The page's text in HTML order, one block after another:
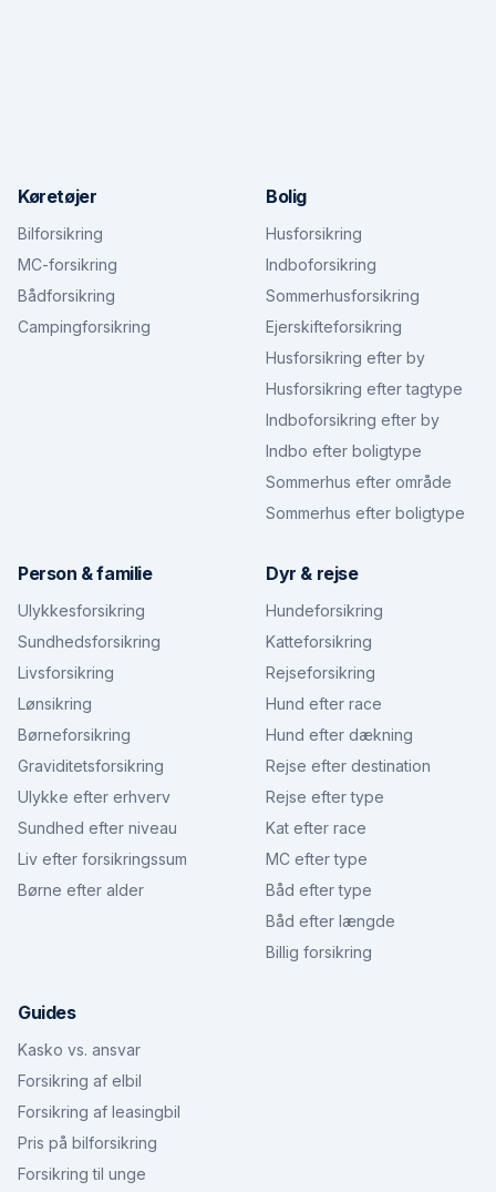
Køretøjer
Bilforsikring
MC-forsikring
Bådforsikring
Campingforsikring
Bolig
Husforsikring
Indboforsikring
Sommerhusforsikring
Ejerskifteforsikring
Husforsikring efter by
Husforsikring efter tagtype
Indboforsikring efter by
Indbo efter boligtype
Sommerhus efter område
Sommerhus efter boligtype
Person & familie
Ulykkesforsikring
Sundhedsforsikring
Livsforsikring
Lønsikring
Børneforsikring
Graviditetsforsikring
Ulykke efter erhverv
Sundhed efter niveau
Liv efter forsikringssum
Børne efter alder
Dyr & rejse
Hundeforsikring
Katteforsikring
Rejseforsikring
Hund efter race
Hund efter dækning
Rejse efter destination
Rejse efter type
Kat efter race
MC efter type
Båd efter type
Båd efter længde
Billig forsikring
Guides
Kasko vs. ansvar
Forsikring af elbil
Forsikring af leasingbil
Pris på bilforsikring
Forsikring til unge